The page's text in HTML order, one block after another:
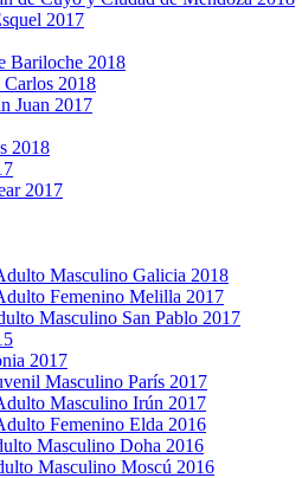
2017
Bariloche 2018
Carlos 2018
Juan 2017
2018
2017
Masculino Galicia 2018
Femenino Melilla 2017
Masculino San Pablo 2017
2017
Masculino París 2017
Masculino Irún 2017
Femenino Elda 2016
Masculino Doha 2016
Masculino Moscú 2016